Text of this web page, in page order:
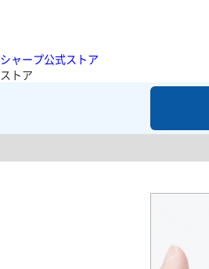
シャープ公式ストア
ストア